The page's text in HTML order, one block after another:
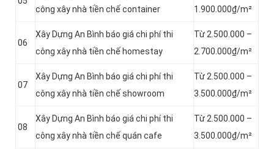
công xây nhà tiền chế container
1.900.000₫/m²
06
Xây Dựng An Bình báo giá chi phí thi
công xây nhà tiền chế homestay
Từ 2.500.000 –
2.700.000₫/m²
07
Xây Dựng An Bình báo giá chi phí thi
công xây nhà tiền chế showroom
Từ 2.500.000 –
3.500.000₫/m²
08
Xây Dựng An Bình báo giá chi phí thi
công xây nhà tiền chế quán cafe
Từ 2.500.000 –
3.500.000₫/m²